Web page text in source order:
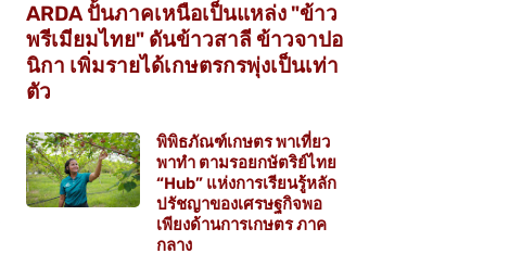
ARDA ปั้นภาคเหนือเป็นแหล่ง "ข้าว
พรีเมียมไทย" ดันข้าวสาลี ข้าวจาปอ
นิกา เพิ่มรายได้เกษตรกรพุ่งเป็นเท่า
ตัว
พิพิธภัณฑ์เกษตร พาเที่ยว
พาทำ ตามรอยกษัตริย์ไทย
“Hub” แห่งการเรียนรู้หลัก
ปรัชญาของเศรษฐกิจพอ
เพียงด้านการเกษตร ภาค
กลาง